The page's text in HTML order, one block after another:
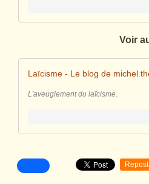
Voir
Laïcisme - Le blog de
L'aveuglement du laïcisme.
Repost